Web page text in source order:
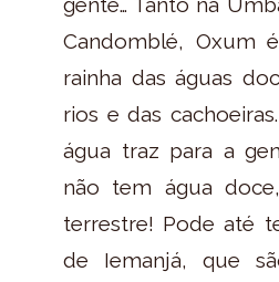
Candomblé, Oxum
rainha das águas
rios e das
água traz para a
não tem água
terrestre! Pode até
de Iemanjá, que